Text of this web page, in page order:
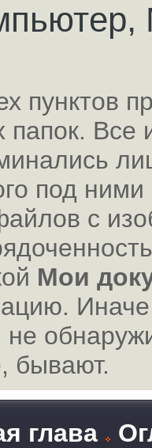
пунктов
папок.
под
с
Мои
бывают.
глава